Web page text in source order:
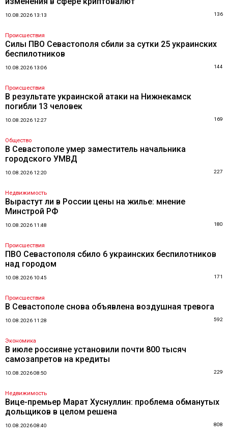
10.08.2026 13:13 136
Происшествия
Силы ПВО Севастополя сбили за сутки 25 украинских
беспилотников
10.08.2026 13:06 144
Происшествия
В результате украинской атаки на Нижнекамск
погибли 13 человек
10.08.2026 12:27 169
Общество
В Севастополе умер заместитель начальника
городского УМВД
10.08.2026 12:20 227
Недвижимость
Вырастут ли в России цены на жилье: мнение
Минстрой РФ
10.08.2026 11:48 180
Происшествия
ПВО Севастополя сбило 6 украинских беспилотников
над городом
10.08.2026 10:45 171
Происшествия
В Севастополе снова объявлена воздушная тревога
10.08.2026 11:28 592
Экономика
В июле россияне установили почти 800 тысяч
самозапретов на кредиты
10.08.2026 08:50 229
Недвижимость
Вице-премьер Марат Хуснуллин: проблема обманутых
дольщиков в целом решена
10.08.2026 08:40 808